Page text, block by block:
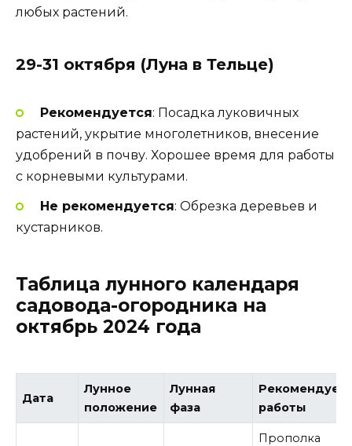
любых растений.
29-31 октября (Луна в Тельце)
Рекомендуется: Посадка луковичных
растений, укрытие многолетников, внесение
удобрений в почву. Хорошее время для работы
с корневыми культурами.
Не рекомендуется: Обрезка деревьев и
кустарников.
Таблица лунного календаря
садовода-огородника на
октябрь 2024 года
Дата
Лунное
положение
Лунная
фаза
работы
Прополка